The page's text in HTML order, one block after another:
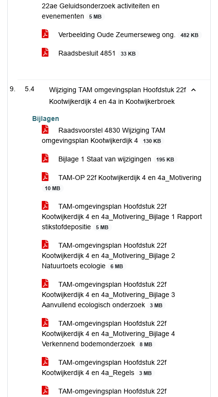
22ae Geluidsonderzoek activiteiten en
evenementen
5 MB
Verbeelding Oude Zeumerseweg ong. 482 KB
Raadsbesluit 4851 33 KB
5.4
Wijziging TAM omgevingsplan Hoofdstuk 22f
Kootwijkerdijk 4 en 4a in Kootwijkerbroek
Bijlagen
Raadsvoorstel 4830 Wijziging TAM
omgevingsplan Kootwijkerdijk 4
130 KB
Bijlage 1 Staat van wijzigingen 195 KB
TAM-OP 22f Kootwijkerdijk 4 en 4a_Motivering
10 MB
TAM-omgevingsplan Hoofdstuk 22f
Kootwijkerdijk 4 en 4a_Motivering_Bijlage 1 Rapport
stikstofdepositie
5 MB
TAM-omgevingsplan Hoofdstuk 22f
Kootwijkerdijk 4 en 4a_Motivering_Bijlage 2
Natuurtoets ecologie
6 MB
TAM-omgevingsplan Hoofdstuk 22f
Kootwijkerdijk 4 en 4a_Motivering_Bijlage 3
Aanvullend ecologisch onderzoek
3 MB
TAM-omgevingsplan Hoofdstuk 22f
Kootwijkerdijk 4 en 4a_Motivering_Bijlage 4
Verkennend bodemonderzoek
8 MB
TAM-omgevingsplan Hoofdstuk 22f
Kootwijkerdijk 4 en 4a_Regels
3 MB
TAM-omgevingsplan Hoofdstuk 22f